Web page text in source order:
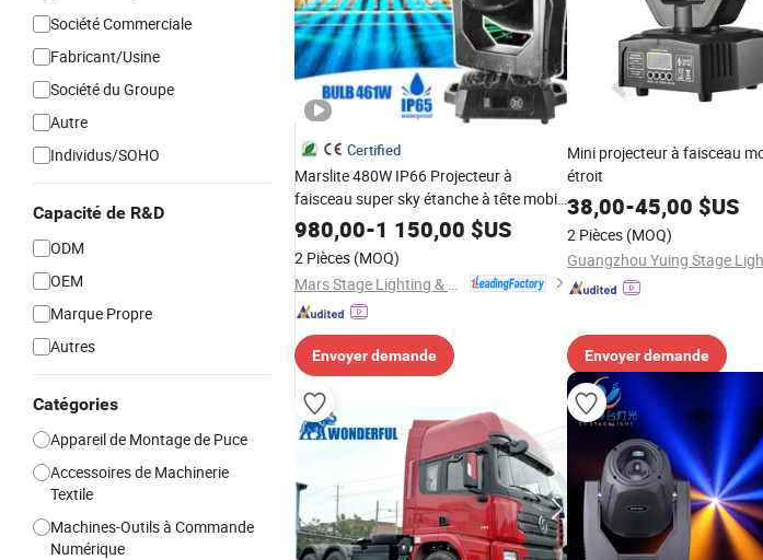
Société Commerciale
Fabricant/Usine
Société du Groupe
Autre
Individus/SOHO
Capacité de R&D
ODM
OEM
Marque Propre
Autres
Catégories
Appareil de Montage de Puce
Accessoires de Machinerie
Textile
Machines-Outils à Commande
Numérique
Certified
Marslite 480W IP66 Projecteur à
faisceau super sky étanche à tête mobile
pour scène extérieure
980,00-1 150,00 $US
2 Pièces (MOQ)
Envoyer demande
Mini projecteur à faisceau
étroit
38,00-45,00 $US
2 Pièces (MOQ)
Envoyer demande